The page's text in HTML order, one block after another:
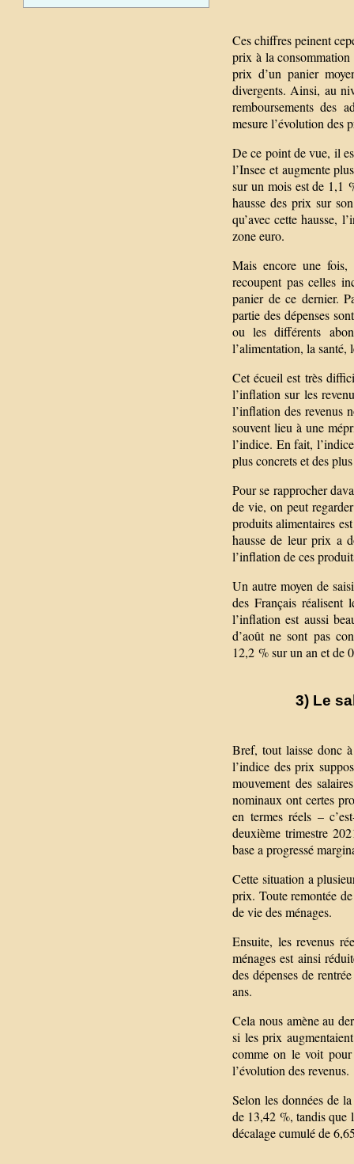
Ces chiffres peinent
prix à la consommation
prix d’un panier
divergents. Ainsi, au
remboursements des
mesure l’évolution des
De ce point de vue, il
l’Insee et augmente
sur un mois est de 1,1
hausse des prix sur
qu’avec cette hausse,
zone euro.
Mais encore une fois,
recoupent pas celles
panier de ce dernier.
partie des dépenses
ou les différents
l’alimentation, la santé,
Cet écueil est très
l’inflation sur les
l’inflation des revenus
souvent lieu à une
l’indice. En fait,
plus concrets et des
Pour se rapprocher
de vie, on peut
produits alimentaires
hausse de leur prix a
l’inflation de ces
Un autre moyen de
des Français réalisent
l’inflation est aussi
d’août ne sont pas
12,2 % sur un an et de
3) Le
Bref, tout laisse donc
l’indice des prix
mouvement des
nominaux ont certes
en termes réels –
deuxième trimestre
base a progressé
Cette situation a
prix. Toute remontée
de vie des ménages.
Ensuite, les revenus
ménages est ainsi
des dépenses de
ans.
Cela nous amène au
si les prix
comme on le voit
l’évolution des revenus.
Selon les données de
de 13,42 %, tandis que
décalage cumulé de